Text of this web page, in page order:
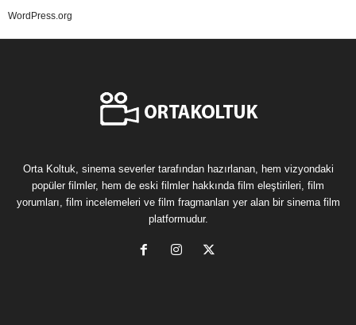
WordPress.org
Orta Koltuk, sinema severler tarafından hazırlanan, hem vizyondaki
popüler filmler, hem de eski filmler hakkında film eleştirileri, film
yorumları, film incelemeleri ve film fragmanları yer alan bir sinema film
platformudur.